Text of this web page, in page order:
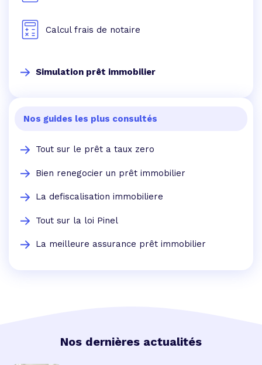
Calcul frais de notaire
Simulation prêt immobilier
Nos guides les plus consultés
Tout sur le prêt a taux zero
Bien renegocier un prêt immobilier
La defiscalisation immobiliere
Tout sur la loi Pinel
La meilleure assurance prêt immobilier
Nos dernières actualités